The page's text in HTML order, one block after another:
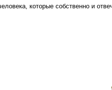
которые собственно и